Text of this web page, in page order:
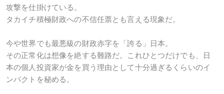
攻撃を仕掛けている。
タカイチ積極財政への不信任票とも言える現象だ。
今や世界でも最悪級の財政赤字を「誇る」日本。
その正常化は想像を絶する難路だ。これひとつだけでも、日
本の個人投資家が金を買う理由として十分過ぎるくらいのイ
ンパクトを秘める。